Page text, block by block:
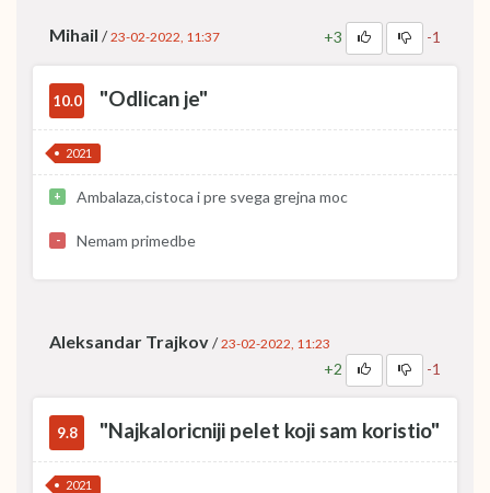
Mihail / 23-02-2022, 11:37 +3 -1
10.0 "Odlican je"
2021
+ Ambalaza,cistoca i pre svega grejna moc
- Nemam primedbe
Aleksandar Trajkov/ 23-02-2022, 11:23
+2 -1
9.8 "Najkaloricniji pelet koji sam koristio"
2021